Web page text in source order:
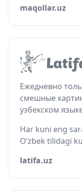
maqollar.uz
Ежедневно
смешные
узбекском
Har kuni eng
O‘zbek tilidagi
latifa.uz